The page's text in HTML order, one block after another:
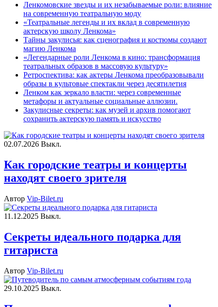
Ленкомовские звезды и их незабываемые роли: влияние
на современную театральную моду
«Театральные легенды и их вклад в современную
актерскую школу Ленкома»
Тайны закулисья: как сценография и костюмы создают
магию Ленкома
«Легендарные роли Ленкома в кино: трансформация
театральных образов в массовую культуру»
Ретроспектива: как актеры Ленкома преобразовывали
образы в культовые спектакли через десятилетия
Ленком как зеркало власти: через современные
метафоры и актуальные социальные аллюзии.
Закулисные секреты: как музей и архив помогают
сохранить актерскую память и искусство
02.07.2026 Выкл.
Как городские театры и концерты
находят своего зрителя
Автор Vip-Bilet.ru
11.12.2025 Выкл.
Секреты идеального подарка для
гитариста
Автор Vip-Bilet.ru
29.10.2025 Выкл.